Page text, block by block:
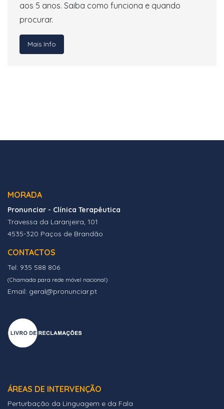
aos 5 anos. Saiba como funciona e quando
procurar.
Mais Info
MORADA
Pronunciar - Clínica Terapêutica
Travessa da Laranjeira, 101
4535-320 Paços de Brandão
CONTACTOS
Tel: 935 588 806
(Chamada para rede móvel nacional)
Email: geral@pronunciar.pt
ÁREAS DE INTERVENÇÃO
Perturbação da Linguagem e da Fala